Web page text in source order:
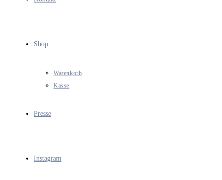
Shop
Warenkorb
Kasse
Presse
Instagram